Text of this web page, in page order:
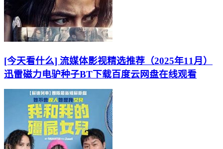
[今天看什么] 流媒体影视精选推荐（2025年11月）
迅雷磁力电驴种子BT下载百度云网盘在线观看